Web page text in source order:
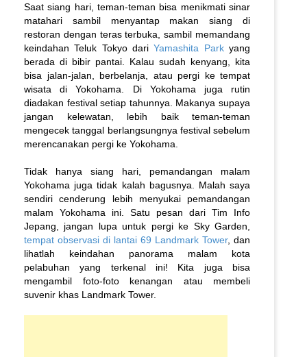
Saat siang hari, teman-teman bisa menikmati sinar
matahari sambil menyantap makan siang di
restoran dengan teras terbuka, sambil memandang
keindahan Teluk Tokyo dariYamashita Parkyang
berada di bibir pantai. Kalau sudah kenyang, kita
bisa jalan-jalan, berbelanja, atau pergi ke tempat
wisata di Yokohama. Di Yokohama juga rutin
diadakan festival setiap tahunnya. Makanya supaya
jangan kelewatan, lebih baik teman-teman
mengecek tanggal berlangsungnya festival sebelum
merencanakan pergi ke Yokohama.
Tidak hanya siang hari, pemandangan malam
Yokohama juga tidak kalah bagusnya. Malah saya
sendiri cenderung lebih menyukai pemandangan
malam Yokohama ini. Satu pesan dari Tim Info
Jepang, jangan lupa untuk pergi ke Sky Garden,
tempat observasi di lantai 69 Landmark Tower, dan
lihatlah keindahan panorama malam kota
pelabuhan yang terkenal ini! Kita juga bisa
mengambil foto-foto kenangan atau membeli
suvenir khas Landmark Tower.